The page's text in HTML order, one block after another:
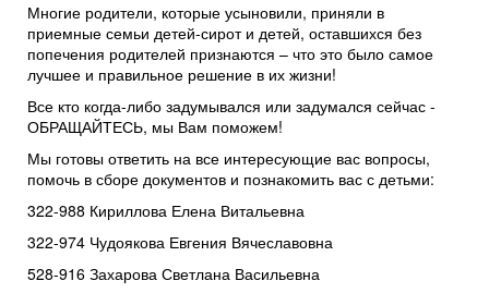
Многие родители, которые усыновили, приняли в
приемные семьи детей-сирот и детей, оставшихся без
попечения родителей признаются – что это было самое
лучшее и правильное решение в их жизни!
Все кто когда-либо задумывался или задумался сейчас -
ОБРАЩАЙТЕСЬ, мы Вам поможем!
Мы готовы ответить на все интересующие вас вопросы,
помочь в сборе документов и познакомить вас с детьми:
322-988 Кириллова Елена Витальевна
322-974 Чудоякова Евгения Вячеславовна
528-916 Захарова Светлана Васильевна